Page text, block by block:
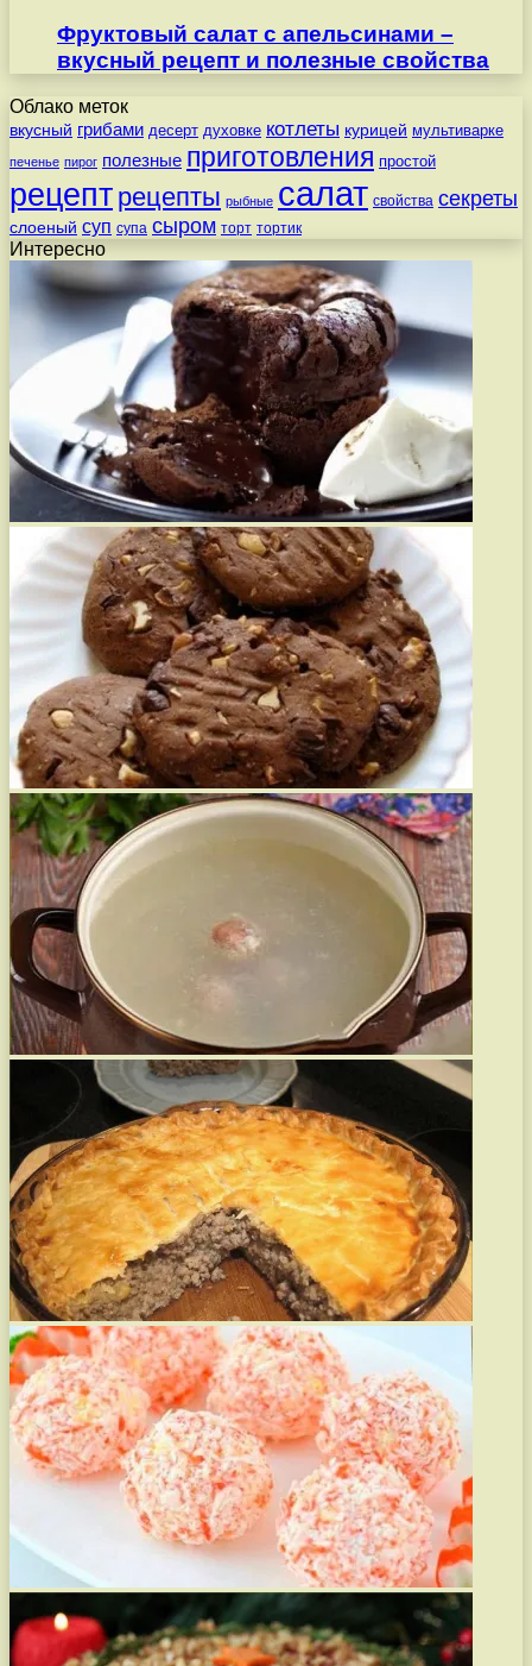
Фруктовый салат с апельсинами –
вкусный рецепт и полезные свойства
Облако меток
вкусный грибами десерт духовке котлеты курицей мультиварке
печенье пирог полезные приготовления простой
рецепт рецепты рыбные салат свойства секреты
слоеный суп супа сыром торт тортик
Интересно